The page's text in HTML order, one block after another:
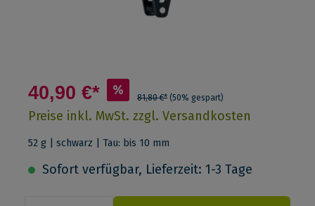
40,90 €* % 81,80 €* (50% gespart)
Preise inkl. MwSt. zzgl. Versandkosten
52 g | schwarz | Tau: bis 10 mm
Sofort verfügbar, Lieferzeit: 1-3 Tage